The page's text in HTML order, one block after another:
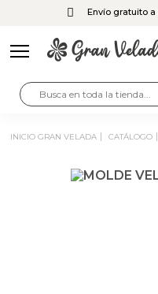
Envío gratuito
INICIO GRAN VELADA CATÁLOGO